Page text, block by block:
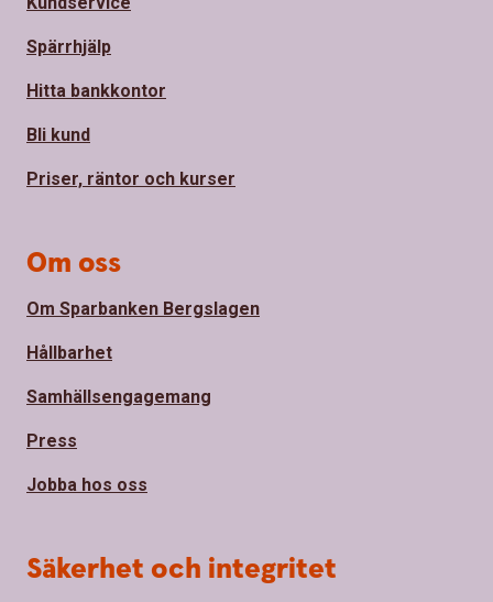
Spärrhjälp
Hitta bankkontor
Bli kund
Priser, räntor och kurser
Om oss
Om Sparbanken Bergslagen
Hållbarhet
Samhällsengagemang
Press
Jobba hos oss
Säkerhet och integritet